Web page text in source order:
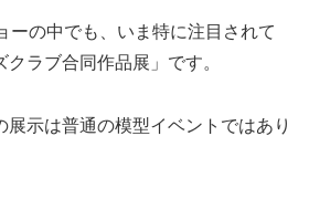
ーの中でも、いま特に注目されて
ラブ合同作品展」です。
展示は普通の模型イベントではあり